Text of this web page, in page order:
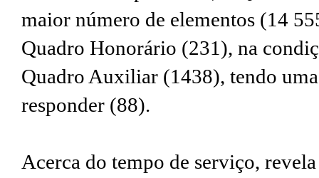
maior número de elementos (14
Quadro Honorário (231), na
Quadro Auxiliar (1438), tendo
responder (88).
Acerca do tempo de serviço,